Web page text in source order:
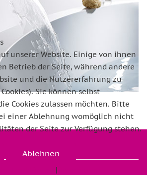
unserer Website. Einige von ihnen
Betrieb der Seite, während andere
und die Nutzererfahrung zu
Sie können selbst
Cookies zulassen möchten. Bitte
einer Ablehnung womöglich nicht
der Seite zur Verfügung stehen.
Ablehnen
|